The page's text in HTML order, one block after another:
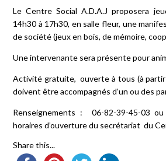
Le Centre Social A.D.A.J proposera
14h30 à 17h30, en salle fleur, une
de société (jeux en bois, de mémoire,
Une intervenante sera présente pour
Activité gratuite, ouverte à tous (à partir
doivent être accompagnés d’un ou des
Renseignements : 06-82-39-45-03
horaires d’ouverture du secrétariat du
Share this...